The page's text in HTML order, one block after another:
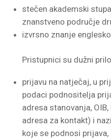
stečen akademski
znanstveno područje
izvrsno znanje
Pristupnici su dužni
prijavu na natječaj, u
podaci podnositelja
adresa stanovanja,
adresa za kontakt) i
koje se podnosi prijava,